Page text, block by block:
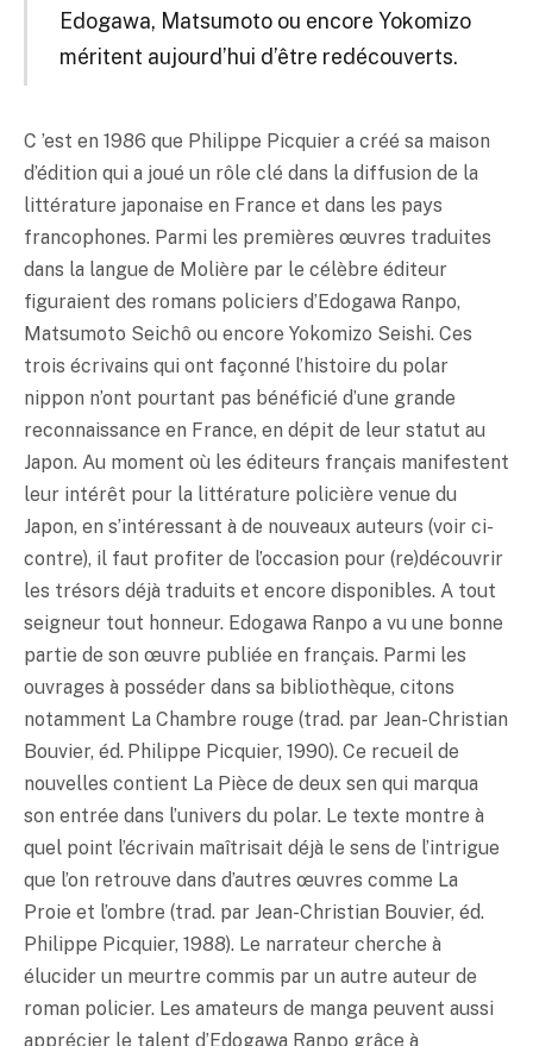
Edogawa, Matsumoto ou encore Yokomizo
méritent aujourd’hui d’être redécouverts.
C ’est en 1986 que Philippe Picquier a créé sa maison
d’édition qui a joué un rôle clé dans la diffusion de la
littérature japonaise en France et dans les pays
francophones. Parmi les premières œuvres traduites
dans la langue de Molière par le célèbre éditeur
figuraient des romans policiers d’Edogawa Ranpo,
Matsumoto Seichô ou encore Yokomizo Seishi. Ces
trois écrivains qui ont façonné l’histoire du polar
nippon n’ont pourtant pas bénéficié d’une grande
reconnaissance en France, en dépit de leur statut au
Japon. Au moment où les éditeurs français manifestent
leur intérêt pour la littérature policière venue du
Japon, en s’intéressant à de nouveaux auteurs (voir ci-
contre), il faut profiter de l’occasion pour (re)découvrir
les trésors déjà traduits et encore disponibles. A tout
seigneur tout honneur. Edogawa Ranpo a vu une bonne
partie de son œuvre publiée en français. Parmi les
ouvrages à posséder dans sa bibliothèque, citons
notamment La Chambre rouge (trad. par Jean-Christian
Bouvier, éd. Philippe Picquier, 1990). Ce recueil de
nouvelles contient La Pièce de deux sen qui marqua
son entrée dans l’univers du polar. Le texte montre à
quel point l’écrivain maîtrisait déjà le sens de l’intrigue
que l’on retrouve dans d’autres œuvres comme La
Proie et l’ombre (trad. par Jean-Christian Bouvier, éd.
Philippe Picquier, 1988). Le narrateur cherche à
élucider un meurtre commis par un autre auteur de
roman policier. Les amateurs de manga peuvent aussi
apprécier le talent d’Edogawa Ranpo grâce à